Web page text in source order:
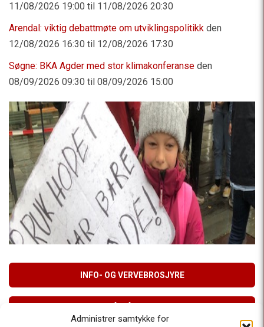
Administrer samtykke for
11/08/2026 19:00 til 11/08/2026 20:30
Arendal: viktig debattmøte om utviklingspolitikk den
12/08/2026 16:30 til 12/08/2026 17:30
Søgne: BKA Agder med stor klimakonferanse den
08/09/2026 09:30 til 08/09/2026 15:00
INFO- OG VERVEBROSJYRE